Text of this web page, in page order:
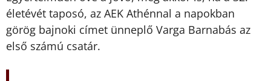
életévét taposó, az AEK Athénnal a napokban
görög bajnoki címet ünneplő Varga Barnabás az
első számú csatár.